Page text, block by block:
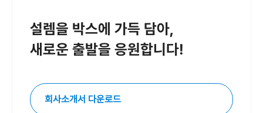
설렘을 박스에 가득 담아,
새로운 출발을 응원합니다!
회사소개서 다운로드